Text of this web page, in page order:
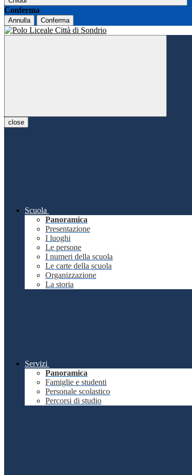
Conferma
Annulla Conferma
close
Scuola
Panoramica
Presentazione
I luoghi
Le persone
I numeri della scuola
Le carte della scuola
Organizzazione
La storia
Servizi
Panoramica
Famiglie e studenti
Personale scolastico
Percorsi di studio